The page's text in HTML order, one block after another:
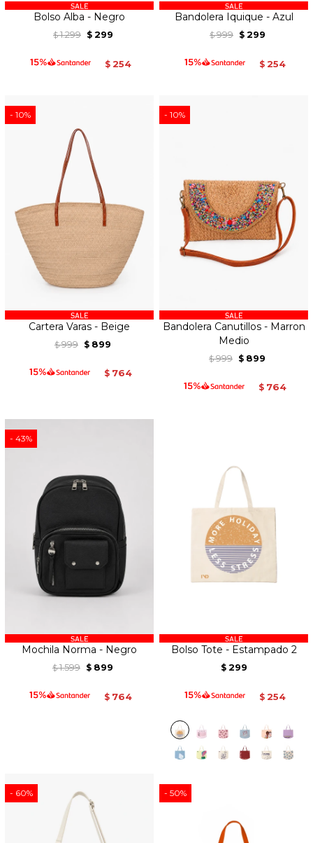
Bolso Alba - Negro
$ 1.299 $ 299
$ 254
Bandolera Iquique - Azul
$ 999 $ 299
$ 254
10
Cartera Varas - Beige
$ 999 $ 899
$ 764
10
Bandolera Canutillos - Marron
Medio
$ 999 $ 899
$ 764
43
Mochila Norma - Negro
$ 1.599 $ 899
$ 764
Bolso Tote - Estampado 2
$ 299
$ 254
60 50